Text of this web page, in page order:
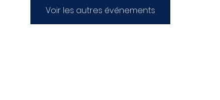
Voir les autres événements